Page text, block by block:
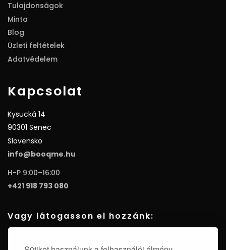
Tulajdonságok
Minta
Blog
Üzleti feltételek
Adatvédelem
Kapcsolat
Kysucká 14
90301 Senec
Slovensko
info@booqme.hu
H-P 9:00–16:00
+421 918 793 080
Vagy látogasson el hozzánk: